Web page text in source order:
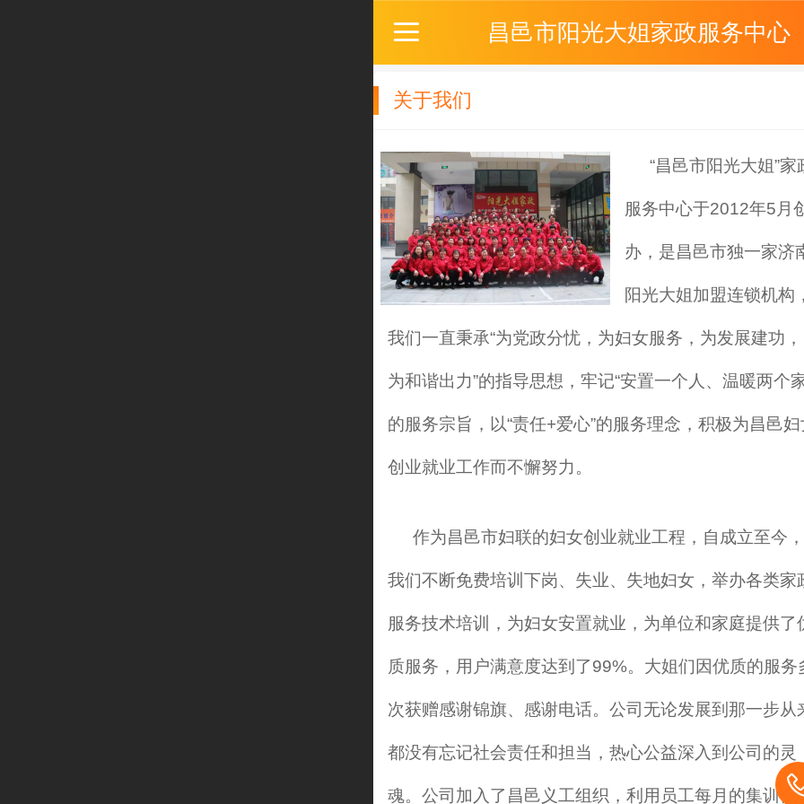
昌邑市阳光大姐家政服务中心
关于我们
“昌邑市阳光大姐”家
服务中心于2012年5月
办，是昌邑市独一家济
阳光大姐加盟连锁机构，
我们一直秉承“为党政分忧，为妇女服务，为发展建功，
为和谐出力”的指导思想，牢记“安置一个人、温暖两个
的服务宗旨，以“责任+爱心”的服务理念，积极为昌邑
创业就业工作而不懈努力。
作为昌邑市妇联的妇女创业就业工程，自成立至今，
我们不断免费培训下岗、失业、失地妇女，举办各类家
服务技术培训，为妇女安置就业，为单位和家庭提供了
质服务，用户满意度达到了99%。大姐们因优质的服务
次获赠感谢锦旗、感谢电话。公司无论发展到那一步从
都没有忘记社会责任和担当，热心公益深入到公司的灵
魂。公司加入了昌邑义工组织，利用员工每月的集训日